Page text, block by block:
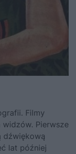
Filmy
widzów. Pierwsze
dźwiękową
lat później